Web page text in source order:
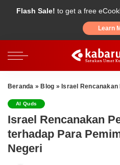
Flash Sale! to get a free
Learn
Beranda » Blog » Israel Rencanakan
Al Quds
Israel Rencanakan
terhadap Para
Negeri